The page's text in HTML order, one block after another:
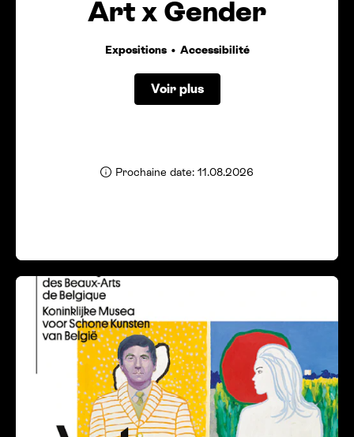
Art x Gender
Expositions Accessibilité
Voir plus
Prochaine date: 11.08.2026